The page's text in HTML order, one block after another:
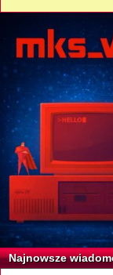
Najnowsze